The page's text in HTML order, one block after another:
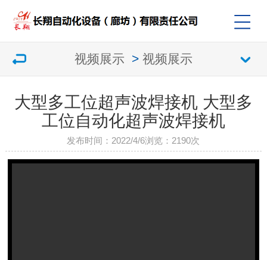
视频展示 > 视频展示
大型多工位超声波焊接机 大型多
工位自动化超声波焊接机
发布时间：2022/4/6浏览： 2190次